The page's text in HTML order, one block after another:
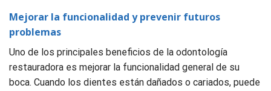
Mejorar la funcionalidad y prevenir futuros
problemas
Uno de los principales beneficios de la odontología
restauradora es mejorar la funcionalidad general de su
boca. Cuando los dientes están dañados o cariados, puede